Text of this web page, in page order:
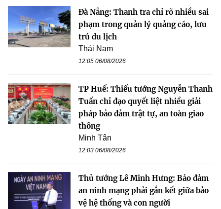
Đà Nẵng: Thanh tra chỉ rõ nhiều sai
phạm trong quản lý quảng cáo, lưu
trú du lịch
Thái Nam
12:05 06/08/2026
TP Huế: Thiếu tướng Nguyễn Thanh
Tuấn chỉ đạo quyết liệt nhiều giải
pháp bảo đảm trật tự, an toàn giao
thông
Minh Tân
12:03 06/08/2026
Thủ tướng Lê Minh Hưng: Bảo đảm
an ninh mạng phải gắn kết giữa bảo
vệ hệ thống và con người